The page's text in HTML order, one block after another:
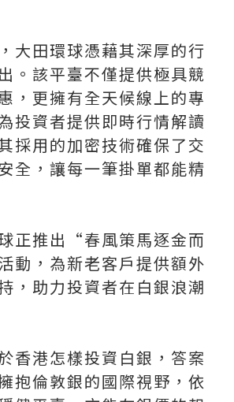
大田環球憑藉其深厚的行
。該平臺不僅提供極具競
，更擁有全天候線上的專
投資者提供即時行情解讀
採用的加密技術確保了交
全，讓每一筆掛單都能精
正推出“春風策馬逐金而
動，為新老客戶提供額外
，助力投資者在白銀浪潮
香港怎樣投資白銀，答案
抱倫敦銀的國際視野，依